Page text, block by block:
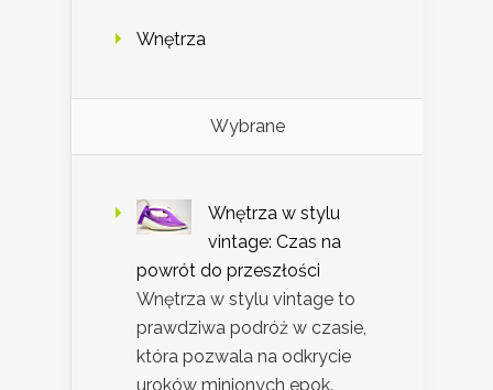
Wnętrza
Wybrane
Wnętrza w stylu
vintage: Czas na
powrót do przeszłości
Wnętrza w stylu vintage to
prawdziwa podróż w czasie,
która pozwala na odkrycie
uroków minionych epok.